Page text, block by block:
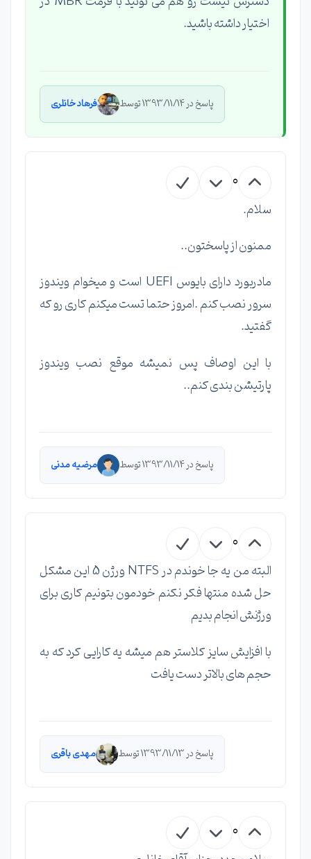
اختیار داشته باشید.
پاسخ در 1393/11/14 توسط فرهاد خانلری
0
سلام.
ممنون از پاسختون..
مادربورد دارای بایوس UEFI است و میخوام ویندوز
سرور نصب کنم .امروز حتما تست میکنم کاری رو که
گفتید.
با این اوصاف پس نمیشه موقع نصب ویندوز
پارتیشن بندی کنم..
پاسخ در 1393/11/14 توسط مرضیه مدنی
0
البته من یه جا خوندم در NTFS ورژن 5 این مشکل
حل شده منتها فکر نکنم خودمون بتونیم کاری برای
ورژنش انجام بدیم
با افزایش سایز کلاستر هم میشه یه کارایی کرد که به
حجم های بالاتر دست یافت
پاسخ در 1393/11/13 توسط مهدی باقری
0